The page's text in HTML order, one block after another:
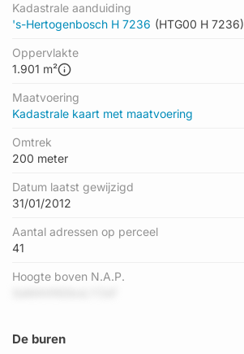
Kadastrale aanduiding
's-Hertogenbosch H 7236 (HTG00 H 7236)
Oppervlakte
1.901 m²
Maatvoering
Kadastrale kaart met maatvoering
Omtrek
200 meter
Datum laatst gewijzigd
31/01/2012
Aantal adressen op perceel
41
Hoogte boven N.A.P.
De buren